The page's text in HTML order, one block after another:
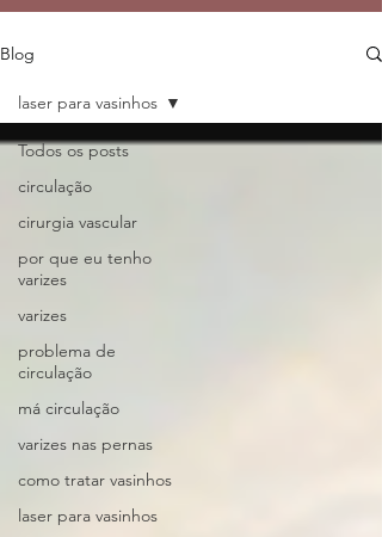
Blog
Todos os posts
circulação
cirurgia vascular
por que eu tenho
varizes
varizes
problema de
circulação
má circulação
varizes nas pernas
como tratar vasinhos
laser para vasinhos
laser para vasinhos